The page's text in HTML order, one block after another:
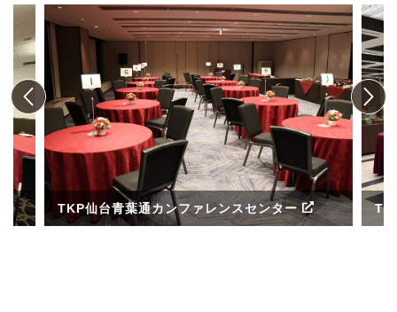
TKP仙台青葉通カンファレンスセンター
ル